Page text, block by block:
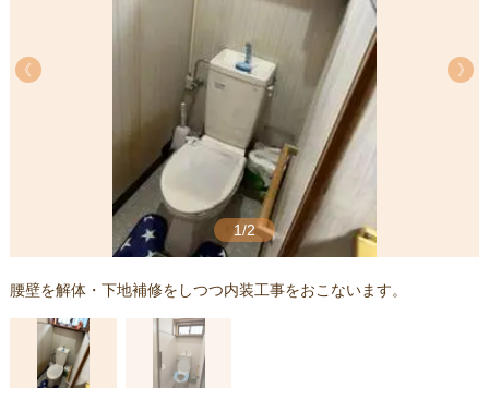
1/2
《
《
腰壁を解体・下地補修をしつつ内装工事をおこないます。